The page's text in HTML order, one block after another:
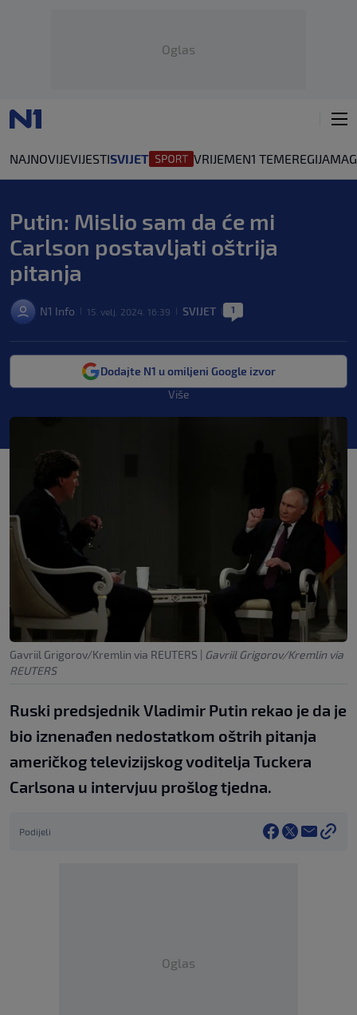
Oglas
NAJNOVIJEVIJESTISVIJET VRIJEMEN1 TEMEREGIJA
Putin: Mislio sam da će mi
Carlson postavljati oštrija
pitanja
N1 Info 15. velj. 2024. 16:39 SVIJET 1
Dodajte N1 u omiljeni Google izvor
Više
Gavriil Grigorov/Kremlin via REUTERS | Gavriil Grigorov/Kremlin via
REUTERS
Ruski predsjednik Vladimir Putin rekao je da je
bio iznenađen nedostatkom oštrih pitanja
američkog televizijskog voditelja Tuckera
Carlsona u intervjuu prošlog tjedna.
Podijeli
Oglas